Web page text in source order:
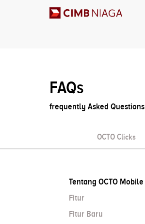
FAQs
frequently Asked Questions
OCTO Clicks
Tentang OCTO Mobile
Fitur
Fitur Baru